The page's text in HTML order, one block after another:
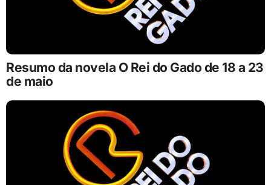
Resumo da novela O Rei do Gado de 18 a 23
de maio